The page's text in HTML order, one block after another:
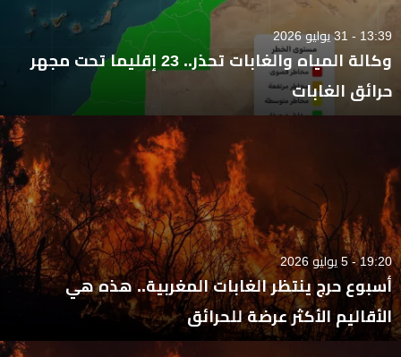
13:39 - 31 يوليو 2026
وكالة المياه والغابات تحذر.. 23 إقليما تحت مجهر
حرائق الغابات
19:20 - 5 يوليو 2026
أسبوع حرج ينتظر الغابات المغربية.. هذه هي
الأقاليم الأكثر عرضة للحرائق